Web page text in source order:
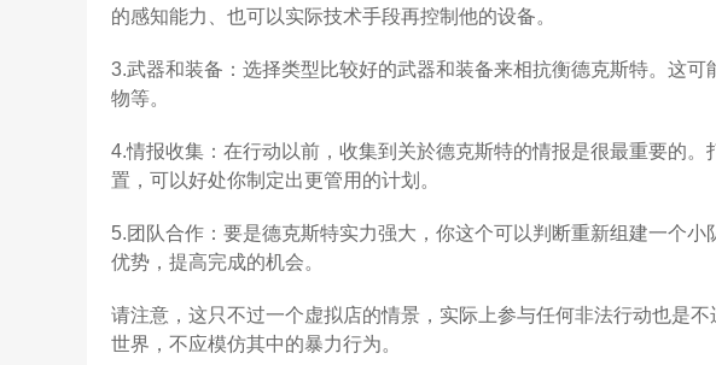
的感知能力、也可以实际技术手段再控制他的设备。
3.武器和装备：选择类型比较好的武器和装备来相抗衡德克斯特。这
物等。
4.情报收集：在行动以前，收集到关於德克斯特的情报是很最重要的
置，可以好处你制定出更管用的计划。
5.团队合作：要是德克斯特实力强大，你这个可以判断重新组建一个
优势，提高完成的机会。
请注意，这只不过一个虚拟店的情景，实际上参与任何非法行动也是
世界，不应模仿其中的暴力行为。